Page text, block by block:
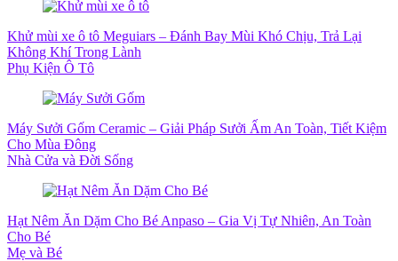
Khử mùi xe ô tô Meguiars – Đánh Bay Mùi Khó Chịu, Trả Lại
Không Khí Trong Lành
Phụ Kiện Ô Tô
Máy Sưởi Gốm Ceramic – Giải Pháp Sưởi Ấm An Toàn, Tiết Kiệm
Cho Mùa Đông
Nhà Cửa và Đời Sống
Hạt Nêm Ăn Dặm Cho Bé Anpaso – Gia Vị Tự Nhiên, An Toàn
Cho Bé
Mẹ và Bé